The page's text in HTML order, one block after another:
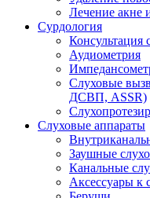
Лечение акне
Сурдология
Консультация
Аудиометрия
Слуховые
ДСВП, ASSR)
Слуховые аппараты
Заушные
Канальные
Аксессуары к